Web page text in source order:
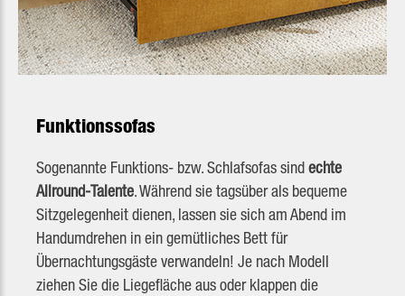
Funktionssofas
Sogenannte Funktions- bzw. Schlafsofas sindechte
Allround-Talente. Während sie tagsüber als bequeme
Sitzgelegenheit dienen, lassen sie sich am Abend im
Handumdrehen in ein gemütliches Bett für
Übernachtungsgäste verwandeln! Je nach Modell
ziehen Sie die Liegefläche aus oder klappen die